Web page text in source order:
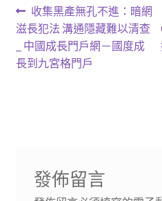
文
章
導
上
一
篇
文
收集黑產無孔不進：暗網
滋長犯法 溝通隱藏難以清查
_ 中國成長門戶網－國度成
長到九宮格門戶
發佈留言